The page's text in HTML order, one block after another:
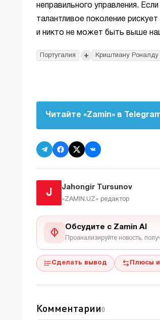
неправильного управления.
талантливое поколение
и никто не может быть выше
Португалия + Криштиану Роналду
Читайте «Zamin» в
J
Jahongir Tursunov
«ZAMIN.UZ» редактор
Обсудите с Zamin AI
Проанализируйте новость,
Сделать вывод Плюсы
Комментарии0